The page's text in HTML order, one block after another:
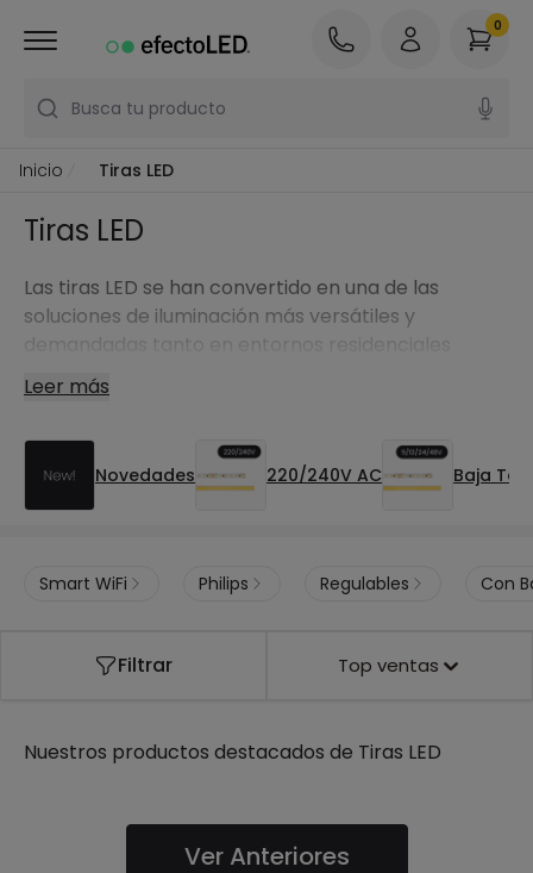
Busca tu producto
0
Inicio Tiras LED
Tiras LED
Las tiras LED se han convertido en una de las
soluciones de iluminación más versátiles y
demandadas tanto en entornos residenciales
como profesionales. Su formato flexible, su bajo
consumo y la enorme variedad de opciones
proyecto: desde una iluminación funcional y
continua hasta propuestas decorativas, técnicas o
arquitectónicas.
Leer más
Novedades 220/240V AC Baja
Smart WiFi Philips Regulables Con
Filtrar Top ventas
Nuestros productos destacados de Tiras LED
Ver Anteriores